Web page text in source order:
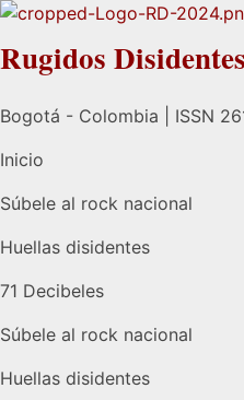
Rugidos Disidentes
Bogotá - Colombia | ISSN
Inicio
Súbele al rock nacional
Huellas disidentes
71 Decibeles
Súbele al rock nacional
Huellas disidentes